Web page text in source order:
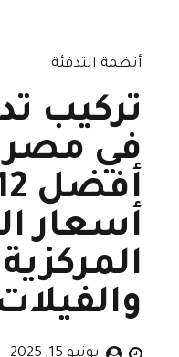
أنظمة التدفئة
تركيب
أسعار
يونيو 15, 2025